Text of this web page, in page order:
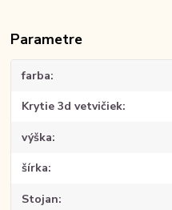
Parametre
farba
Krytie 3d vetvičiek
výška
šírka
Stojan